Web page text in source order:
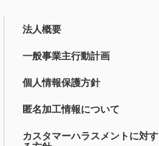
法人概要
一般事業主行動計画
個人情報保護方針
匿名加工情報について
カスタマーハラスメントに対す